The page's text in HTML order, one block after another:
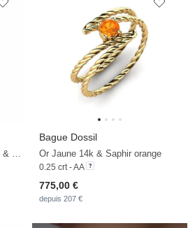
Bague Dossil
Or Jaune 14k & Saphir orange
0.25 crt - AA
775,00 €
depuis 207 €